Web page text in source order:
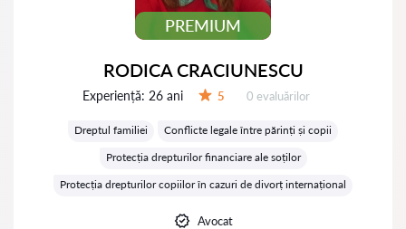
PREMIUM
RODICA CRACIUNESCU
Experiență: 26 ani 5 Evaluărilor:
0 evaluărilor
Dreptul familiei
Conflicte legale între părinți și copii
Protecția drepturilor financiare ale soților
Protecția drepturilor copiilor în cazuri de divorț internațional
Avocat